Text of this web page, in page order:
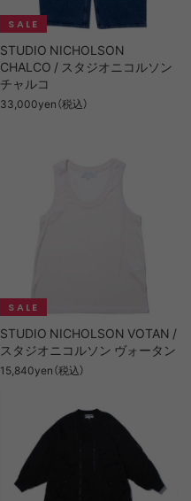
STUDIO NICHOLSON
CHALCO / スタジオニコルソン
チャルコ
33,000yen（税込）
STUDIO NICHOLSON VOTAN /
スタジオニコルソン ヴォータン
15,840yen（税込）